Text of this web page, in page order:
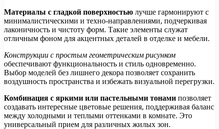
Материалы с гладкой поверхностью лучше гармонируют с
минималистическими и техно-направлениями, подчеркивая
лаконичность и чистоту форм. Такие элементы служат
отличным фоном для акцентных деталей в отделке и мебели.
Конструкции с простым геометрическим рисунком
обеспечивают функциональность и стиль одновременно.
Выбор моделей без лишнего декора позволяет сохранить
воздушность пространства и избежать визуальной перегрузки.
Комбинация с яркими или пастельными тонами позволяет
создавать интересные цветовые решения, поддерживая баланс
между холодными и теплыми оттенками в комнате. Это
универсальный прием для различных жилых зон.